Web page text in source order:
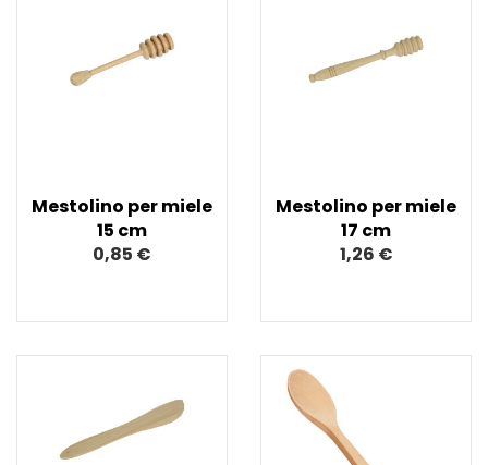
Mestolino per miele
15 cm
0,85 €
Mestolino per miele
17 cm
1,26 €